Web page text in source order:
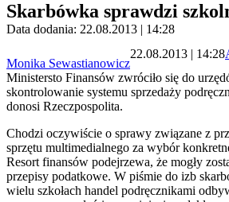
Skarbówka sprawdzi
Data dodania: 22.08.2013 | 14:28
Monika Sewastianowicz
22.08.2013 | 14:28
Ministersto Finansów zwróciło się do
skontrolowanie systemu sprzedaży
donosi Rzeczpospolita.
Chodzi oczywiście o sprawy związane z
sprzętu multimedialnego za wybór
Resort finansów podejrzewa, że mogły
przepisy podatkowe. W piśmie do izb
wielu szkołach handel podręcznikami